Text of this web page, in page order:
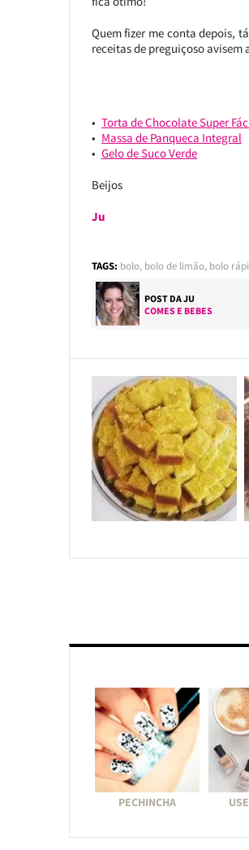
Quem fizer me conta depois,
receitas de preguiçoso
Torta de Chocolate Super
Massa de Panqueca Integral
Gelo de Suco Verde
Beijos
Ju
TAGS: bolo, bolo de limão, bolo
POST DAJU
COMES E BEBES
PECHINCHA